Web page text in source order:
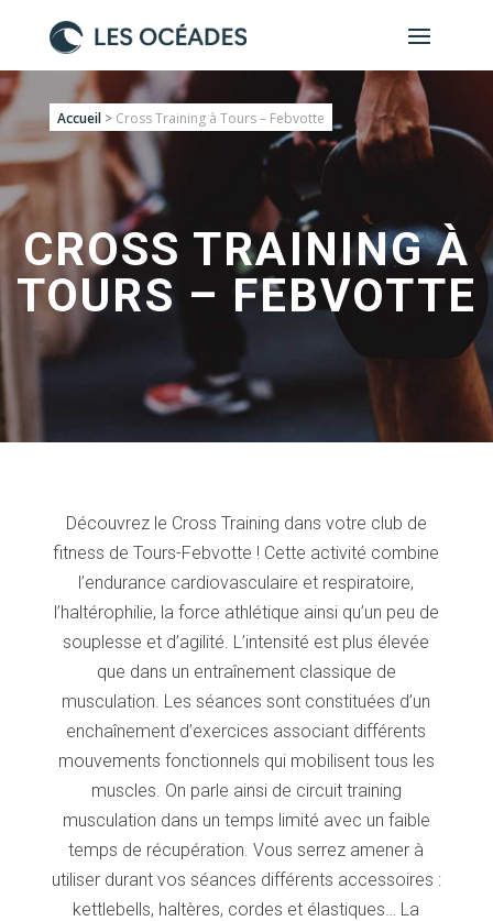
Accueil> Cross Training à Tours – Febvotte
CROSS TRAINING À
TOURS – FEBVOTTE
Découvrez le Cross Training dans votre club de
fitness de Tours-Febvotte ! Cette activité combine
l’endurance cardiovasculaire et respiratoire,
l’haltérophilie, la force athlétique ainsi qu’un peu de
souplesse et d’agilité. L’intensité est plus élevée
que dans un entraînement classique de
musculation. Les séances sont constituées d’un
enchaînement d’exercices associant différents
mouvements fonctionnels qui mobilisent tous les
muscles. On parle ainsi de circuit training
musculation dans un temps limité avec un faible
temps de récupération. Vous serrez amener à
utiliser durant vos séances différents accessoires :
kettlebells, haltères, cordes et élastiques… La